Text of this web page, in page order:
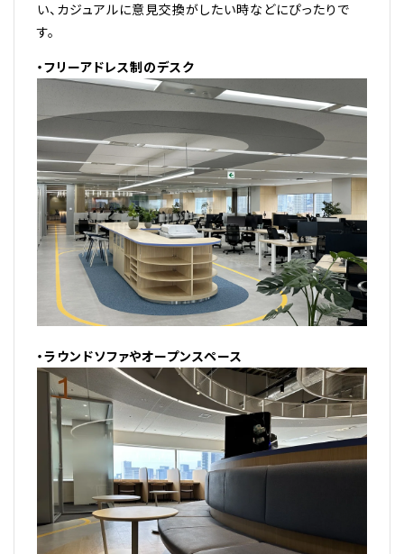
い、カジュアルに意見交換がしたい時などにぴったりで
す。
・フリーアドレス制のデスク
・ラウンドソファやオープンスペース